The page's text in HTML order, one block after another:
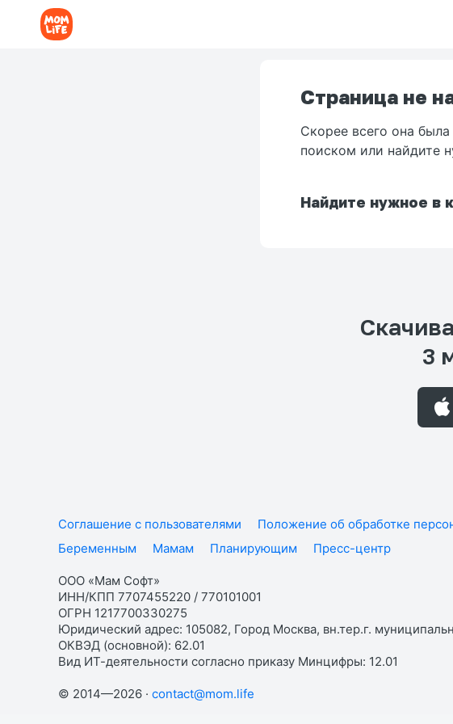
Страница не
Скорее всего она
поиском или найдите
Найдите нужное в
3
Соглашение с пользователями Положение об обработке
Беременным
Мамам Планирующим Пресс-центр
ООО «Мам Софт»
ИНН/КПП 7707455220 / 770101001
ОГРН 1217700330275
Юридический адрес: 105082, Город Москва, вн.тер.г.
ОКВЭД (основной): 62.01
Вид ИТ-деятельности согласно приказу Минцифры: 12.01
© 2014—2026 · contact@mom.life